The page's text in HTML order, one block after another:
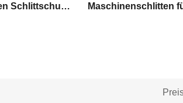
Sicherheit Maschinen Schlittschuh bewegen